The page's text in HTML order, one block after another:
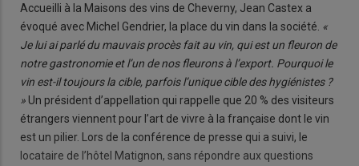
Accueilli à la Maisons des vins de Cheverny, Jean Castex a
évoqué avec Michel Gendrier, la place du vin dans la société. «
Je lui ai parlé du mauvais procès fait au vin, qui est un fleuron de
notre gastronomie et l’un de nos fleurons à l’export. Pourquoi le
vin est-il toujours la cible, parfois l’unique cible des hygiénistes ?
» Un président d’appellation qui rappelle que 20 % des visiteurs
étrangers viennent pour l’art de vivre à la française dont le vin
est un pilier. Lors de la conférence de presse qui a suivi, le
locataire de l’hôtel Matignon, sans répondre aux questions